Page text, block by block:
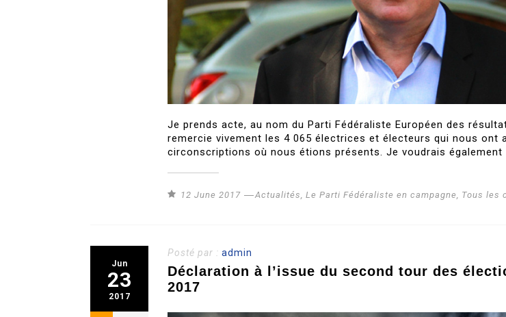
Je prends acte, au nom du Parti Fédéraliste Européen des
remercie vivement les 4 065 électrices et électeurs qui nous ont
circonscriptions où nous étions présents. Je voudrais également
12 June 2017 Actualités Le Parti Fédéraliste en campagne Tous les
Jun
23
2017
Posté par : admin
Déclaration à l’issue du second tour des
2017